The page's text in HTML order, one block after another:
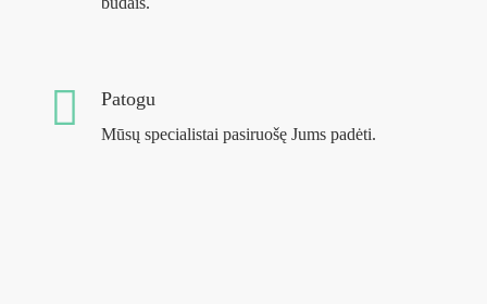
Patogu
Mūsų specialistai pasiruošę Jums padėti.